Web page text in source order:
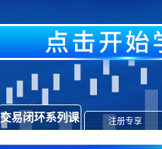
交易闭环系列课 注册专享